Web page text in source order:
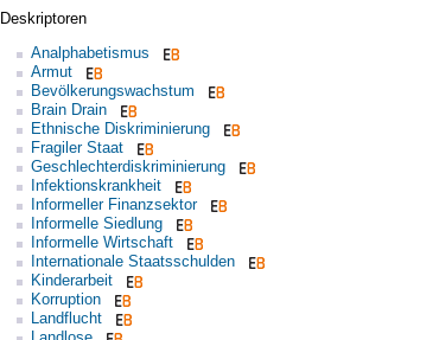
Deskriptoren
Analphabetismus
Armut
Bevölkerungswachstum
Brain Drain
Ethnische Diskriminierung
Fragiler Staat
Geschlechterdiskriminierung
Infektionskrankheit
Informeller Finanzsektor
Informelle Siedlung
Informelle Wirtschaft
Internationale Staatsschulden
Kinderarbeit
Korruption
Landflucht
Landlose